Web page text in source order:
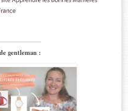
gentleman :